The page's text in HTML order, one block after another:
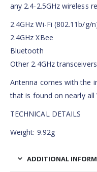
any 2.4-2.5GHz wireless
2.4GHz Wi-Fi (802.11b/g/
2.4GHz XBee
Bluetooth
Other 2.4GHz transceivers
Antenna comes with the
that is found on nearly all
TECHNICAL DETAILS
Weight: 9.92g
ADDITIONAL